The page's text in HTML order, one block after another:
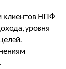
клиентов НПФ
уровня